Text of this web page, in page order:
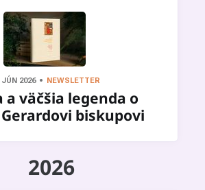
JÚN 2026 NEWSLETTER
a väčšia legenda o
biskupovi
2026